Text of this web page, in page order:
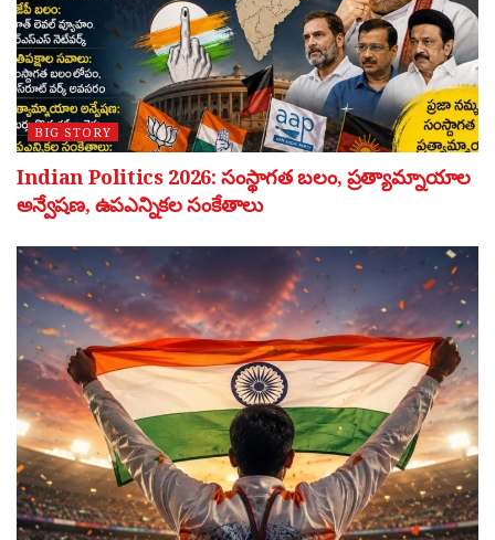
BIG STORY
Indian Politics 2026: సంస్థాగత బలం, ప్రత్యామ్నాయాల
అన్వేషణ, ఉపఎన్నికల సంకేతాలు